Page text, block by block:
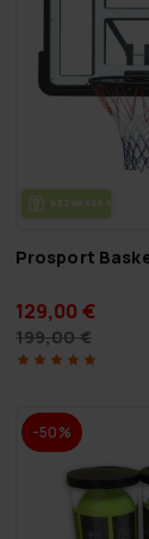
BEZ­MAK­SAS
Prosport
129,00 €
199,00 €
-50%